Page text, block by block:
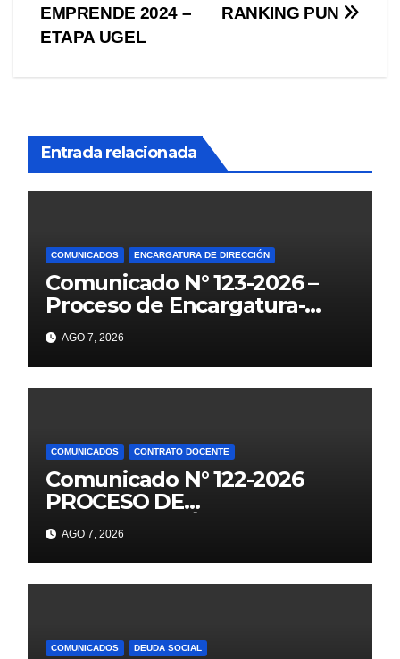
RANKING PUN
EMPRENDE 2024 –
ETAPA UGEL
Entrada relacionada
COMUNICADOS ENCARGATURA DE DIRECCIÓN
Comunicado N° 123-2026 –
Proceso de Encargatura-
2026
AGO 7, 2026
COMUNICADOS CONTRATO DOCENTE
Comunicado N° 122-2026
PROCESO DE
CONTRATACIÓN DOCENTE
2026 PUBLICACIÓN DE
PLAZAS VACANTES PARA
ETAPA PUN EBR PRIMARIA,
AGO 7, 2026
COMUNICADOS DEUDA SOCIAL